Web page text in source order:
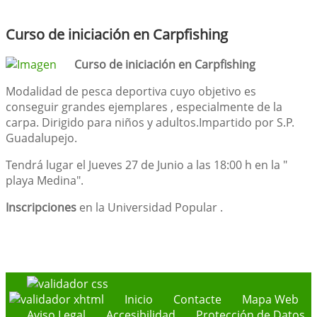
Curso de iniciación en Carpfishing
Curso de iniciación en Carpfishing
Modalidad de pesca deportiva cuyo objetivo es
conseguir grandes ejemplares , especialmente de la
carpa. Dirigido para niños y adultos.Impartido por S.P.
Guadalupejo.
Tendrá lugar el Jueves 27 de Junio a las 18:00 h en la "
playa Medina".
Inscripciones en la Universidad Popular .
Inicio Contacte
Mapa Web